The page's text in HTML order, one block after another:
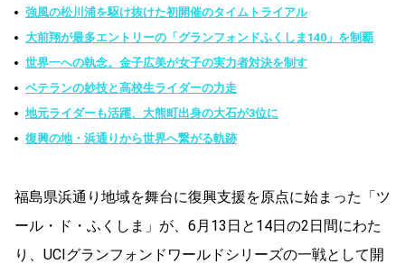
強風の松川浦を駆け抜けた初開催のタイムトライアル
大前翔が最多エントリーの「グランフォンドふくしま140」を制覇
世界一への執念。金子広美が女子の実力者対決を制す
ベテランの妙技と高校生ライダーの力走
地元ライダーも活躍、大熊町出身の大石が3位に
復興の地・浜通りから世界へ繋がる軌跡
福島県浜通り地域を舞台に復興支援を原点に始まった「ツ
ール・ド・ふくしま」が、6月13日と14日の2日間にわた
り、UCIグランフォンドワールドシリーズの一戦として開